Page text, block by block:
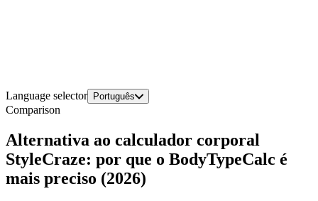
Language selector Português
Comparison
Alternativa ao calculador corporal
StyleCraze: por que o BodyTypeCalc é
mais preciso (2026)